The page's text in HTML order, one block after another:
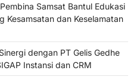
Samsat Bantul Edukasi
Kesamsatan dan Keselamatan
dengan PT Gelis Gedhe
Instansi dan CRM